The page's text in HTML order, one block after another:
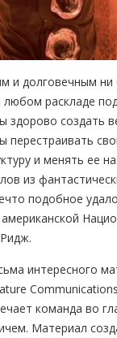
и долговечным ни
любом раскладе
здорово создать
перестраивать
и менять ее
из
подобное
интересного
команда во
Материал